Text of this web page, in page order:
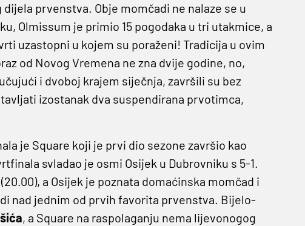
prvenstva. Obje momčadi ne nalaze se u
Olmissum je primio 15 pogodaka u tri utakmice, a
uzastopni u kojem su poraženi! Tradicija u ovim
od Novog Vremena ne zna dvije godine, no,
i dvoboj krajem siječnja, završili su bez
izostanak dva suspendirana prvotimca,
je Square koji je prvi dio sezone završio kao
svladao je osmi Osijek u Dubrovniku s 5-1.
a Osijek je poznata domaćinska momčad i
nad jednim od prvih favorita prvenstva. Bijelo-
, a Square na raspolaganju nema lijevonogog